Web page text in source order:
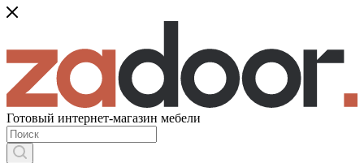
Готовый интернет-магазин мебели